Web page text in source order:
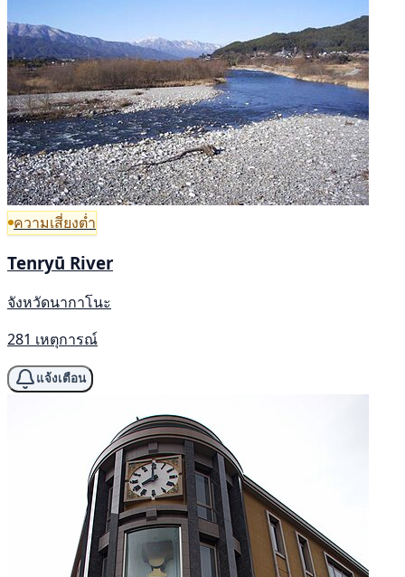
ความเสี่ยงต่ำ
Tenryū River
จังหวัดนากาโนะ
281 เหตุการณ์
แจ้งเตือน